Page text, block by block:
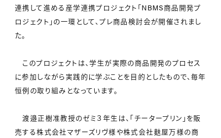
連携して進める産学連携プロジェクト「NBMS商品開発プ
ロジェクト」の一環として、プレ商品検討会が開催されまし
た。
このプロジェクトは、学生が実際の商品開発のプロセス
に参加しながら実践的に学ぶことを目的としたもので、毎年
恒例の取り組みとなっています。
渡邉正樹准教授のゼミ３年生は、「チータープリン」を販
売する株式会社マザーズリヴ様や株式会社麩屋万様の商